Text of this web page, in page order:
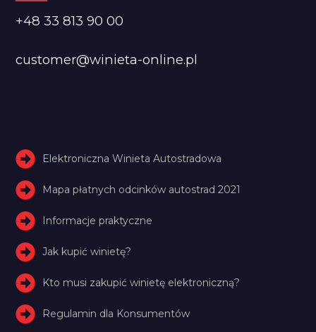
+48 33 813 90 00
customer@winieta-online.pl
Elektroniczna Winieta Autostradowa
Mapa płatnych odcinków autostrad 2021
Informacje praktyczne
Jak kupić winietę?
Kto musi zakupić winietę elektroniczną?
Regulamin dla Konsumentów